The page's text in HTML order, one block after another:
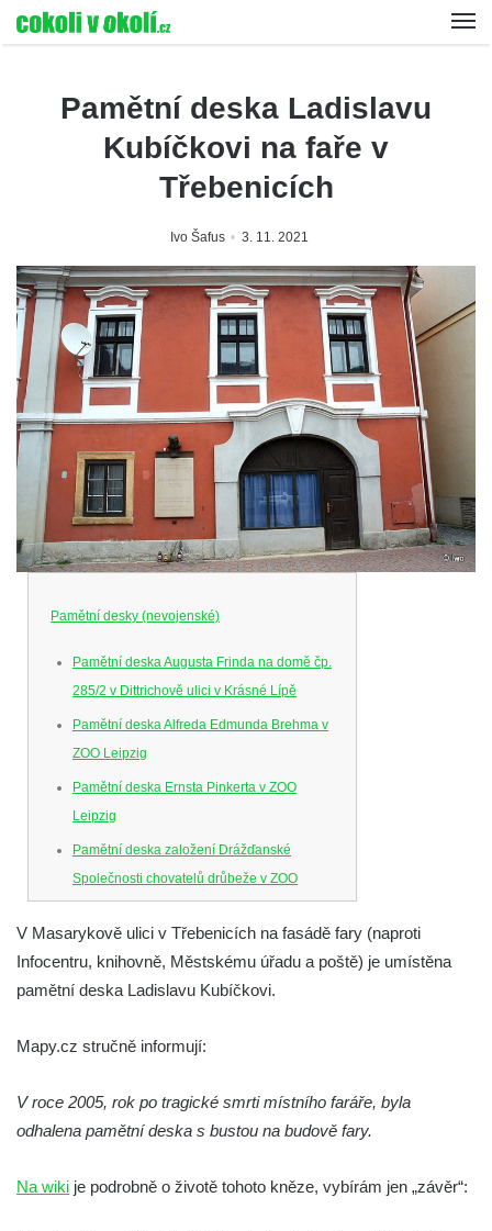
Pamětní deska Ladislavu
Kubíčkovi na faře v
Třebenicích
Ivo Šafus 3. 11. 2021
Pamětní desky (nevojenské)
Pamětní deska Augusta Frinda na domě čp.
285/2 v Dittrichově ulici v Krásné Lípě
Pamětní deska Alfreda Edmunda Brehma v
ZOO Leipzig
Pamětní deska Ernsta Pinkerta v ZOO
Leipzig
Pamětní deska založení Drážďanské
Společnosti chovatelů drůbeže v ZOO
Dresden
Pamětní deska Josefa Hory na jeho rodném
domě v Dobříni
von Goethe na hradě Hasištejn
Německá pamětní deska Johanna
Pamětní deska Ondřeje Hese severně od
V Masarykově ulici v Třebenicích na fasádě fary (naproti
Infocentru, knihovně, Městskému úřadu a poště) je umístěna
pamětní deska Ladislavu Kubíčkovi.
Mapy.cz stručně informují:
V roce 2005, rok po tragické smrti místního faráře, byla
odhalena pamětní deska s bustou na budově fary.
Na wiki je podrobně o životě tohoto kněze, vybírám jen „závěr“: